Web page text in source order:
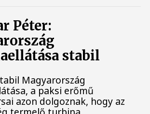
Péter:
stabil
Magyarország
a paksi erőmű
azon dolgoznak, hogy az